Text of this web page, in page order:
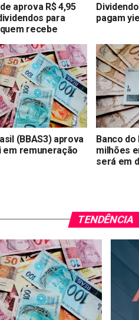
aprova R$ 4,95
para
quem recebe
pagam
(BBAS3) aprova
em remuneração
Banco do
milhões
será em
TENDÊNCIA